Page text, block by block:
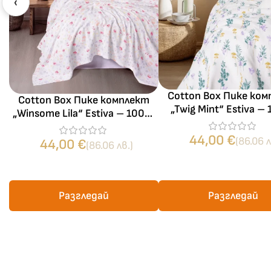
Cotton Box Пике комплект
„Winsome Lila“ Estiva – 100%
памук – 3 части – за
единично легло
44,00 €(86.06 лв.)
Разгледай
Cotton Box Пике
„Twig Mint“ Estiva –
памук – 3 части –
единично легло
44,00 €(86.06
Разгледай